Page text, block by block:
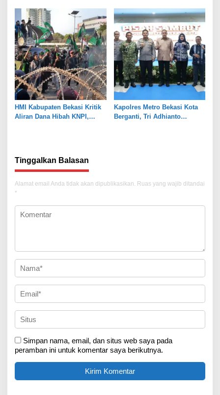
Pendampingan Hukum
Hari Besar
HMI Kabupaten Bekasi Kritik
Aliran Dana Hibah KNPI,
Kapolres Metro Bekasi Kota
Berganti, Tri Adhianto
Tinggalkan Balasan
Alamat email Anda tidak akan dipublikasikan. Ruas yang wajib ditandai
*
Simpan nama, email, dan situs web saya pada
peramban ini untuk komentar saya berikutnya.